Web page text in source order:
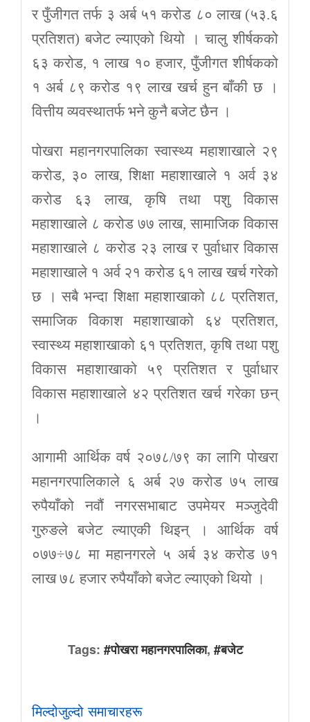
र पुँजीगत तर्फ ३ अर्ब ५१ करोड ८० लाख (५३.६
प्रतिशत) बजेट ल्याएको थियो । चालु शीर्षकको
६३ करोड, १ लाख १० हजार, पुँजीगत शीर्षकको
१ अर्ब ८९ करोड १९ लाख खर्च हुन बाँकी छ ।
वित्तीय व्यवस्थातर्फ भने कुनै बजेट छैन ।
पोखरा महानगरपालिका स्वास्थ्य महाशाखाले २९
करोड, ३० लाख, शिक्षा महाशाखाले १ अर्व ३४
करोड ६३ लाख, कृषि तथा पशु विकास
महाशाखाले ८ करोड ७७ लाख, सामाजिक विकास
महाशाखाले ८ करोड २३ लाख र पुर्वाधार विकास
महाशाखाले १ अर्व २१ करोड ६१ लाख खर्च गरेको
छ । सबै भन्दा शिक्षा महाशाखाको ८८ प्रतिशत,
समाजिक विकाश महाशाखाको ६४ प्रतिशत,
स्वास्थ्य महाशाखाको ६१ प्रतिशत, कृषि तथा पशु
विकास महाशाखाको ५९ प्रतिशत र पुर्वाधार
विकास महाशाखाले ४२ प्रतिशत खर्च गरेका छन्
।
आगामी आर्थिक वर्ष २०७८/७९ का लागि पोखरा
महानगरपालिकाले ६ अर्ब २७ करोड ७५ लाख
रुपैयाँको नवौं नगरसभाबाट उपमेयर मञ्जुदेवी
गुरुङले बजेट ल्याएकी थिइन् । आर्थिक वर्ष
०७७÷७८ मा महानगरले ५ अर्ब ३४ करोड ७१
लाख ७८ हजार रुपैयाँको बजेट ल्याएको थियो ।
Tags: #पोखरा महानगरपालिका, #बजेट
मिल्दोजुल्दो समाचारहरू